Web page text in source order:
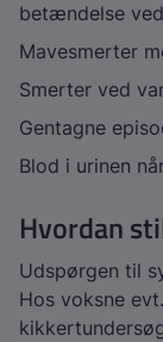
betændelse
Mavesmerter
Smerter ved
Gentagne
Blod i urinen
Hvordan
Udspørgen til
Hos voksne